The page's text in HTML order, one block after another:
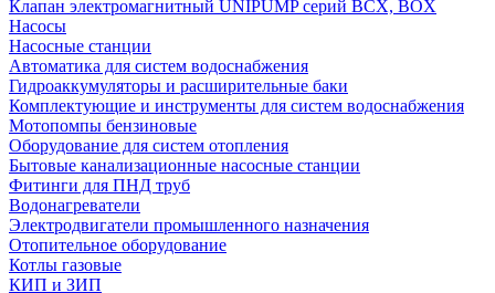
Клапан электромагнитный UNIPUMP серий BCX, BOX
Насосы
Насосные станции
Автоматика для систем водоснабжения
Гидроаккумуляторы и расширительные баки
Комплектующие и инструменты для систем водоснабжения
Мотопомпы бензиновые
Оборудование для систем отопления
Бытовые канализационные насосные станции
Фитинги для ПНД труб
Водонагреватели
Электродвигатели промышленного назначения
Отопительное оборудование
Котлы газовые
КИП и ЗИП